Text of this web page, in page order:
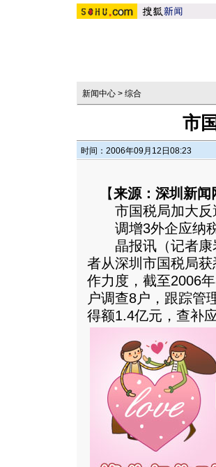
新闻中心 > 综合
市
时间：2006年09月12日08:23
【来源：深圳新闻
市国税局加大反
调增3外企应纳税
晶报讯（记者康
者从深圳市国税局
作力度，截至2006
户调查8户，跟踪管
得额1.4亿元，查补